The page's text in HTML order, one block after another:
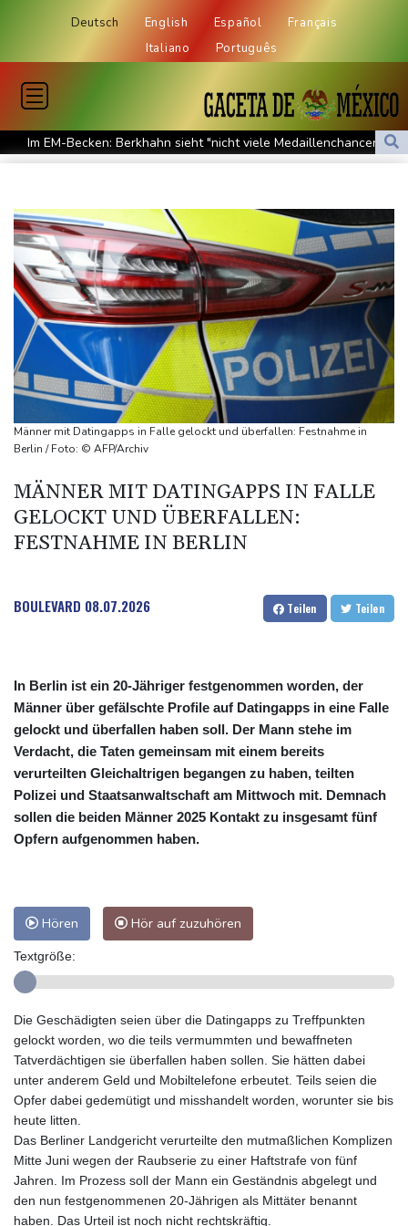
Deutsch English Español
Français
Italiano
Português
Im EM-Becken: Berkhahn sieht "nicht viele Medaillenchancen"
Waldbrand in Kanada: Notstand in British Columbia ausgerufen -
Dobrindt will Forschung zur Drohensicherheit in Deutschland
ausbauen
Iran bekräftigt harte Haltung in Streit um Straße von Hormus
Amtsantritt von Kolumbiens Staatschef De la Espriella von
Gewalt überschattet
Basketball-WM: Geiselsöder macht gesamte Vorbereitung mit
Taifun "Dolphin": Flugausfälle, Evakuierung und höchste
Warnstufe in China
Lionel Messi trauert um Vater und langjährigen Manager Jorge
DAK-Analyse: ADHS-Neudiagnosen bei Kindern deutlich
Sohn: Krebs von Ex-Präsident Biden hat sich ausgebreitet und
Metastasen gebildet
Männer mit Datingapps in Falle gelockt und überfallen: Festnahme in
Berlin / Foto: © AFP/Archiv
MÄNNER MIT DATINGAPPS IN FALLE
GELOCKT UND ÜBERFALLEN:
FESTNAHME IN BERLIN
BOULEVARD 08.07.2026 Teilen Teilen
In Berlin ist ein 20-Jähriger festgenommen worden, der
Männer über gefälschte Profile auf Datingapps in eine Falle
gelockt und überfallen haben soll. Der Mann stehe im
Verdacht, die Taten gemeinsam mit einem bereits
verurteilten Gleichaltrigen begangen zu haben, teilten
Polizei und Staatsanwaltschaft am Mittwoch mit. Demnach
sollen die beiden Männer 2025 Kontakt zu insgesamt fünf
Opfern aufgenommen haben.
Hören Hör auf zuzuhören
Textgröße:
Die Geschädigten seien über die Datingapps zu Treffpunkten
gelockt worden, wo die teils vermummten und bewaffneten
Tatverdächtigen sie überfallen haben sollen. Sie hätten dabei
unter anderem Geld und Mobiltelefone erbeutet. Teils seien die
Opfer dabei gedemütigt und misshandelt worden, worunter sie bis
heute litten.
Das Berliner Landgericht verurteilte den mutmaßlichen Komplizen
Mitte Juni wegen der Raubserie zu einer Haftstrafe von fünf
Jahren. Im Prozess soll der Mann ein Geständnis abgelegt und
den nun festgenommenen 20-Jährigen als Mittäter benannt
haben. Das Urteil ist noch nicht rechtskräftig.